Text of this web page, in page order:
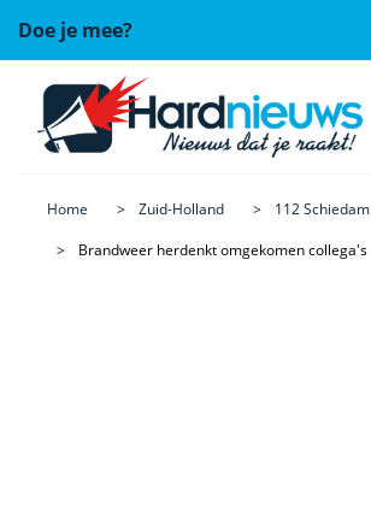
Doe je mee?
Home Zuid-Holland
112 Schiedam
Brandweer herdenkt omgekomen collega's